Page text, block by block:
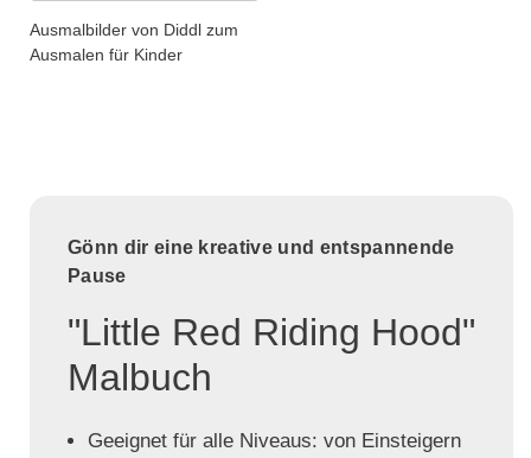
Ausmalbilder von Diddl zum
Ausmalen für Kinder
Gönn dir eine kreative und entspannende
Pause
"Little Red Riding Hood"
Malbuch
Geeignet für alle Niveaus: von Einsteigern